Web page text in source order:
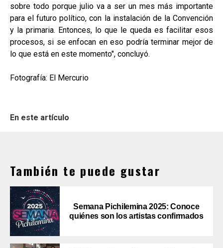
sobre todo porque julio va a ser un mes más importante
para el futuro político, con la instalación de la Convención
y la primaria. Entonces, lo que le queda es facilitar esos
procesos, si se enfocan en eso podría terminar mejor de
lo que está en este momento", concluyó.
Fotografía: El Mercurio
En este artículo
También te puede gustar
Semana Pichilemina 2025: Conoce
quiénes son los artistas confirmados